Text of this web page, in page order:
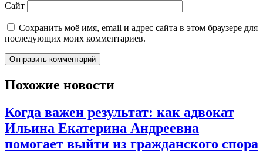
Сайт
Сохранить моё имя, email и адрес сайта в этом браузере для
последующих моих комментариев.
Похожие новости
Когда важен результат: как адвокат
Ильина Екатерина Андреевна
помогает выйти из гражданского спора